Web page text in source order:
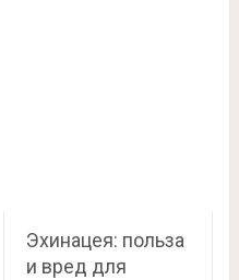
Эхинацея: польза
и вред для